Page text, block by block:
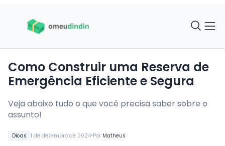
Dicas 1 de dezembro de 2024•Por Matheus
Como Construir uma Reserva de
Emergência Eficiente e Segura
Veja abaixo tudo o que você precisa saber sobre o
assunto!